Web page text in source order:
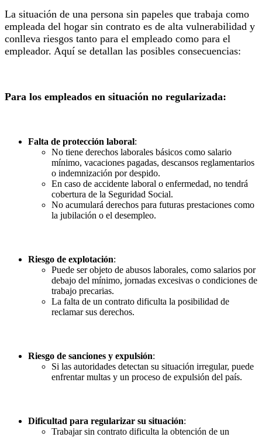
La situación de una persona sin papeles que trabaja como
empleada del hogar sin contrato es de alta vulnerabilidad y
conlleva riesgos tanto para el empleado como para el
empleador. Aquí se detallan las posibles consecuencias:
Para los empleados en situación no regularizada:
Falta de protección laboral:
No tiene derechos laborales básicos como salario
mínimo, vacaciones pagadas, descansos reglamentarios
o indemnización por despido.
En caso de accidente laboral o enfermedad, no tendrá
cobertura de la Seguridad Social.
No acumulará derechos para futuras prestaciones como
la jubilación o el desempleo.
Riesgo de explotación:
Puede ser objeto de abusos laborales, como salarios por
debajo del mínimo, jornadas excesivas o condiciones de
trabajo precarias.
La falta de un contrato dificulta la posibilidad de
reclamar sus derechos.
Riesgo de sanciones y expulsión:
Si las autoridades detectan su situación irregular, puede
enfrentar multas y un proceso de expulsión del país.
Dificultad para regularizar su situación:
Trabajar sin contrato dificulta la obtención de un